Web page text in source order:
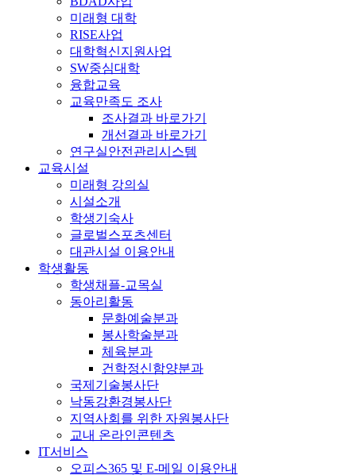
미래형 대학
RISE사업
대학혁신지원사업
SW중심대학
융합교육
교육만족도 조사
조사결과 바로가기
개선결과 바로가기
연구실안전관리시스템
교육시설
미래형 강의실
시설소개
학생기숙사
글로벌스포츠센터
대관시설 이용안내
학생활동
학생채플-교목실
동아리활동
문화예술분과
봉사학술분과
체육분과
건학정신함양분과
국제기술봉사단
낙동강환경봉사단
지역사회를 위한 자원봉사단
교내 온라인콘텐츠
IT서비스
오피스365 및 E-메일 이용안내